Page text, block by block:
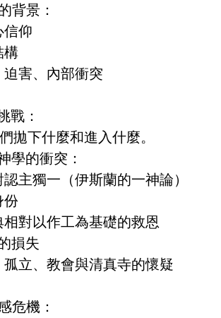
背景：
信仰
構
害、內部衝突
戰：
拋下什麼和進入什麼。
學的衝突：
主獨一（伊斯蘭的一神論）
份
對以作工為基礎的救恩
損失
立、教會與清真寺的懷疑
危機：